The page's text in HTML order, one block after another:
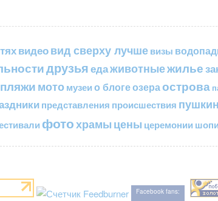
видеовид сверху лучше визы
друзьяедаживотныежилье
мото музеи о блогеозераострова
представления происшествия пушкин
фотохрамы цены церемонии
Facebook fans: